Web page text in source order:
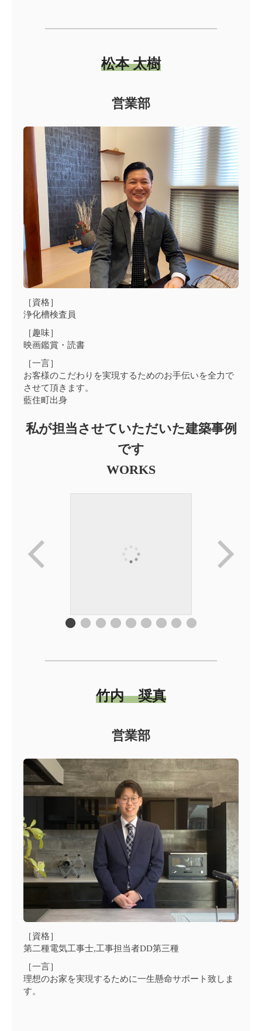
松本 太樹
営業部
［資格］
浄化槽検査員
［趣味］
映画鑑賞・読書
［一言］
お客様のこだわりを実現するためのお手伝いを全力で
させて頂きます。
藍住町出身
私が担当させていただいた建築事例
です
WORKS
竹内 奨真
営業部
［資格］
第二種電気工事士,工事担当者DD第三種
［一言］
理想のお家を実現するために一生懸命サポート致しま
す。